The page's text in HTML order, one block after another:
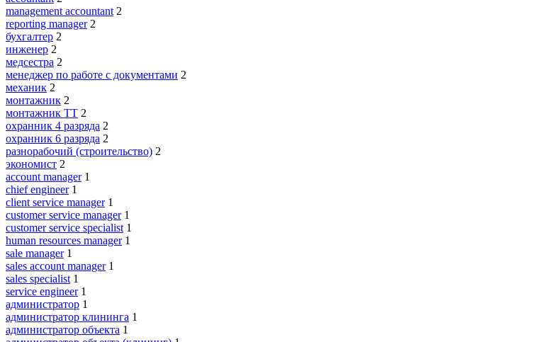
management accountant 2
reporting manager 2
бухгалтер 2
инженер 2
медсестра 2
менеджер по работе с документами 2
механик 2
монтажник 2
монтажник ТТ 2
охранник 4 разряда 2
охранник 6 разряда 2
разнорабочий (строительство) 2
экономист 2
account manager 1
chief engineer 1
client service manager 1
customer service manager 1
customer service specialist 1
human resources manager 1
sale manager 1
sales account manager 1
sales specialist 1
service engineer 1
администратор 1
администратор клининга 1
администратор объекта 1